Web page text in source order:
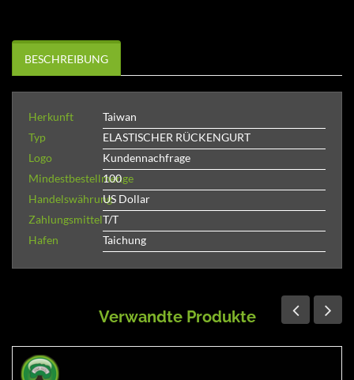
BESCHREIBUNG
Herkunft
Taiwan
Typ
ELASTISCHER RÜCKENGURT
Logo
Kundennachfrage
Mindestbestellmenge
100
HandelswährungUS Dollar
ZahlungsmittelT/T
Hafen
Taichung
Verwandte Produkte